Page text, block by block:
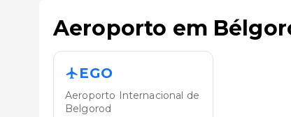
Aeroporto em
EGO
Aeroporto Internacional de
Belgorod